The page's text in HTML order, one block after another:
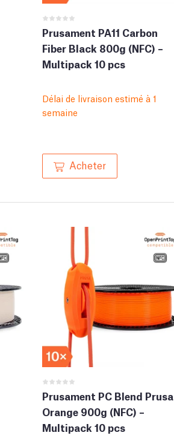
Prusament PA11 Carbon
Fiber Black 800g (NFC) –
Multipack 10 pcs
Délai de livraison estimé à 1
semaine
Acheter
Prusament PC Blend Prusa
Orange 900g (NFC) –
Multipack 10 pcs